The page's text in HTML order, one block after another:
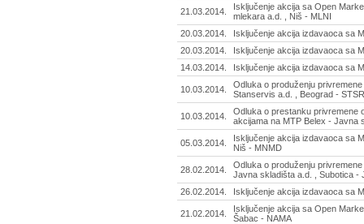
21.03.2014.
Isključenje akcija sa Open
mlekara a.d. , Niš - MLNI
20.03.2014.
Isključenje akcija izdavaoca sa
20.03.2014.
Isključenje akcija izdavaoca sa
14.03.2014.
Isključenje akcija izdavaoca sa
10.03.2014.
Odluka o produženju
Stanservis a.d. , Beograd - STSR
10.03.2014.
Odluka o prestanku privremene
akcijama na MTP Belex - Javna
05.03.2014.
Isključenje akcija izdavaoca sa
Niš - MNMD
28.02.2014.
Odluka o produženju
Javna skladišta a.d. , Subotica -
26.02.2014.
Isključenje akcija izdavaoca sa
21.02.2014.
Isključenje akcija sa Open
Šabac - NAMA